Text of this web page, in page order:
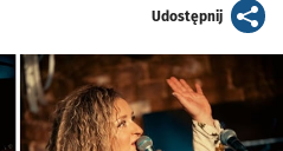
Udostępnijartykuł